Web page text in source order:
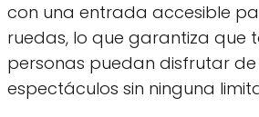
con una entrada accesible
ruedas, lo que garantiza que
personas puedan disfrutar de
espectáculos sin ninguna